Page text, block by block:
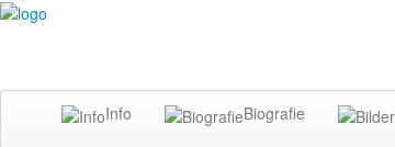
Info Biografie